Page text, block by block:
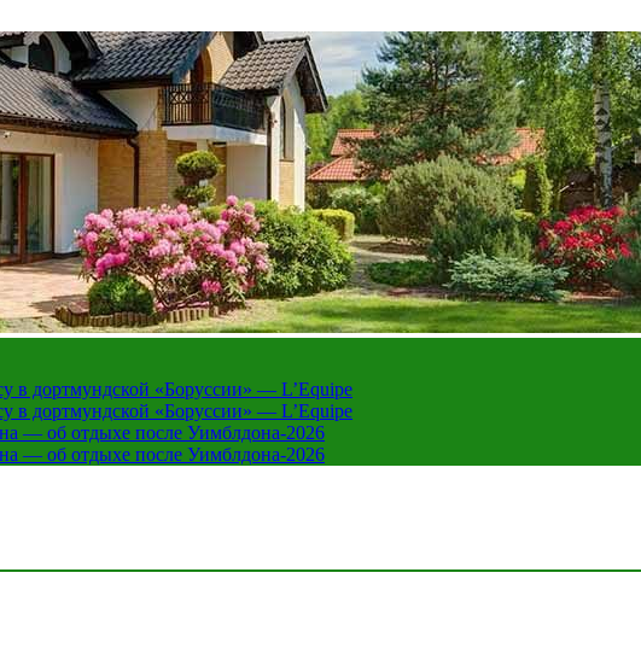
в дортмундской «Боруссии» — L’Equipe
в дортмундской «Боруссии» — L’Equipe
— об отдыхе после Уимблдона-2026
— об отдыхе после Уимблдона-2026